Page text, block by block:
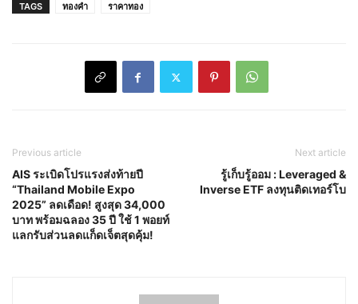
TAGS ทองคำ ราคาทอง
Previous article
AIS ระเบิดโปรแรงส่งท้ายปี
“Thailand Mobile Expo
2025” ลดเดือด! สูงสุด 34,000
บาท พร้อมฉลอง 35 ปี ใช้ 1 พอยท์
แลกรับส่วนลดแก็ดเจ็ตสุดคุ้ม!
Next article
รู้เก็บรู้ออม : Leveraged &
Inverse ETF ลงทุนติดเทอร์โบ